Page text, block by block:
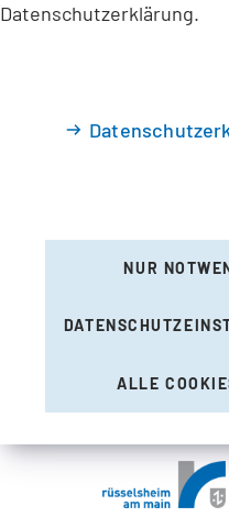
Datenschutzerklärung.
NUR
ALLE